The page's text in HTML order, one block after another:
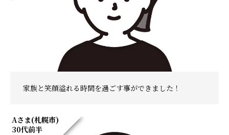
家族と笑顔溢れる時間を過ごす事ができました！
Aさま(札幌市)
30代前半